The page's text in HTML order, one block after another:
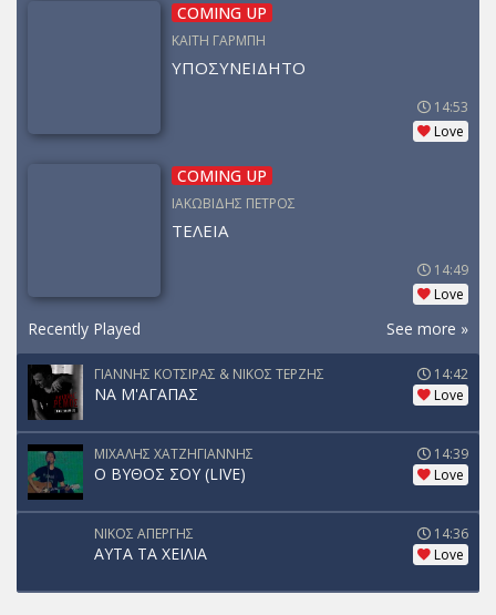
COMING UP
ΚΑΙΤΗ ΓΑΡΜΠΗ
ΥΠΟΣΥΝΕΙΔΗΤΟ
14:53
Love
COMING UP
ΙΑΚΩΒΙΔΗΣ ΠΕΤΡΟΣ
ΤΕΛΕΙΑ
14:49
Love
Recently Played See more »
ΓΙΑΝΝΗΣ ΚΟΤΣΙΡΑΣ & ΝΙΚΟΣ ΤΕΡΖΗΣ
ΝΑ Μ'ΑΓΑΠΑΣ
14:42
Love
ΜΙΧΑΛΗΣ ΧΑΤΖΗΓΙΑΝΝΗΣ
Ο ΒΥΘΟΣ ΣΟΥ (LIVE)
14:39
Love
ΝΙΚΟΣ ΑΠΕΡΓΗΣ
ΑΥΤΑ ΤΑ ΧΕΙΛΙΑ
14:36
Love